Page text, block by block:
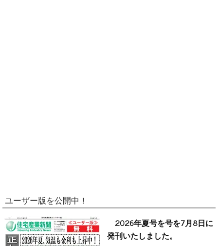
ユーザー版を公開中！
2026年夏号を号を7月8日に
発刊いたしました。